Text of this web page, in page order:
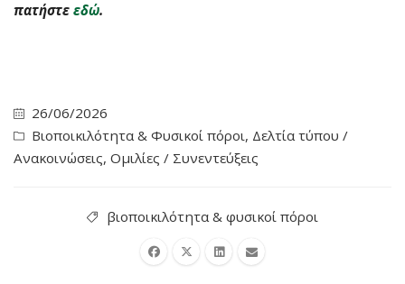
πατήστε εδώ.
26/06/2026
Βιοποικιλότητα & Φυσικοί πόροι, Δελτία τύπου /
Ανακοινώσεις, Ομιλίες / Συνεντεύξεις
βιοποικιλότητα & φυσικοί πόροι